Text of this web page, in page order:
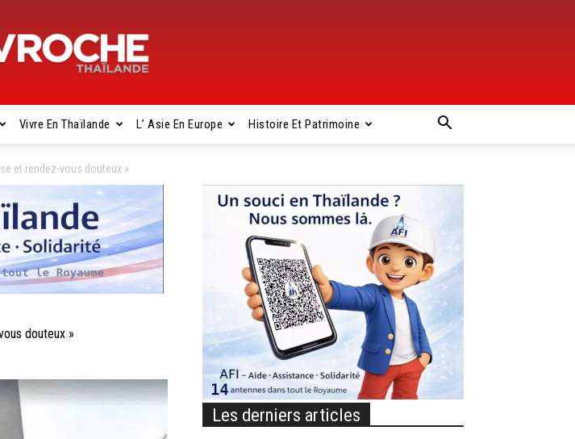
Gavroche
Thaïlande
Vivre En Thaïlande L’ Asie En Europe Histoire Et Patrimoine
et rendez-vous douteux »
douteux »
Les derniers articles